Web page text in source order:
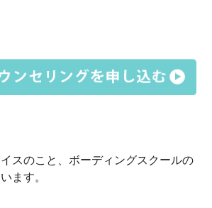
スのこと、ボーディングスクールの
ます。